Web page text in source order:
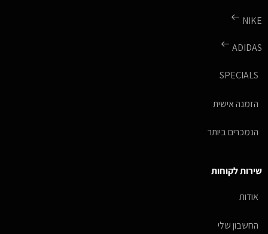
NIKE
ADIDAS
SPECIALS
הזמנה אישית
הנמכרים ביותר
שירות לקוחות
אודות
החשבון שלי